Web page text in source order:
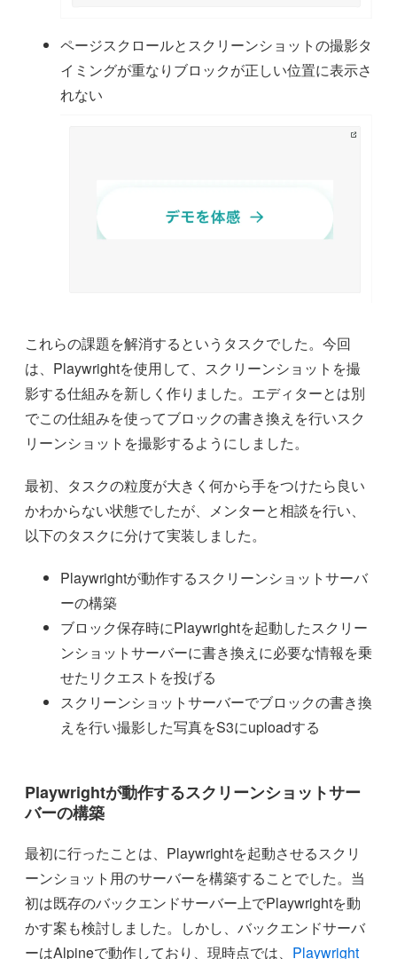
ページスクロールとスクリーンショットの撮影タ
イミングが重なりブロックが正しい位置に表示さ
れない
これらの課題を解消するというタスクでした。今回
は、Playwrightを使用して、スクリーンショットを撮
影する仕組みを新しく作りました。エディターとは別
でこの仕組みを使ってブロックの書き換えを行いスク
リーンショットを撮影するようにしました。
最初、タスクの粒度が大きく何から手をつけたら良い
かわからない状態でしたが、メンターと相談を行い、
以下のタスクに分けて実装しました。
Playwrightが動作するスクリーンショットサーバ
ーの構築
ブロック保存時にPlaywrightを起動したスクリー
ンショットサーバーに書き換えに必要な情報を乗
せたリクエストを投げる
スクリーンショットサーバーでブロックの書き換
えを行い撮影した写真をS3にuploadする
Playwrightが動作するスクリーンショットサー
バーの構築
最初に行ったことは、Playwrightを起動させるスクリ
ーンショット用のサーバーを構築することでした。当
初は既存のバックエンドサーバー上でPlaywrightを動
かす案も検討しました。しかし、バックエンドサーバ
ーはAlpineで動作しており、現時点では、 Playwright